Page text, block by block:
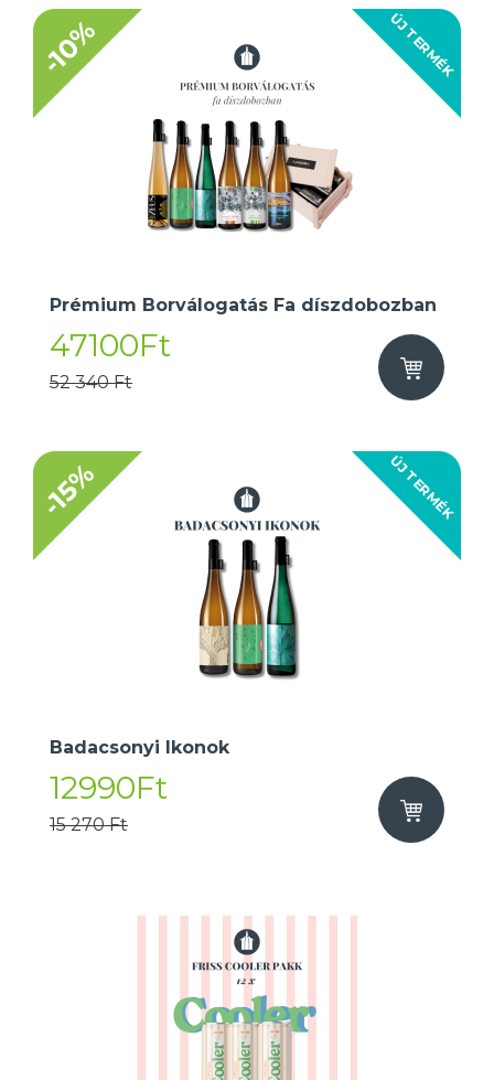
ÚJ TERMÉK
-10%
Prémium Borválogatás Fa díszdobozban
47100Ft
52 340 Ft
ÚJ TERMÉK
-15%
Badacsonyi Ikonok
12990Ft
15 270 Ft